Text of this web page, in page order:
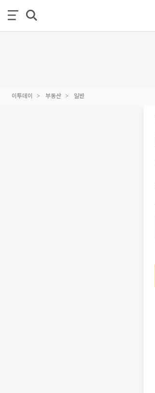
이투데이 부동산 일반